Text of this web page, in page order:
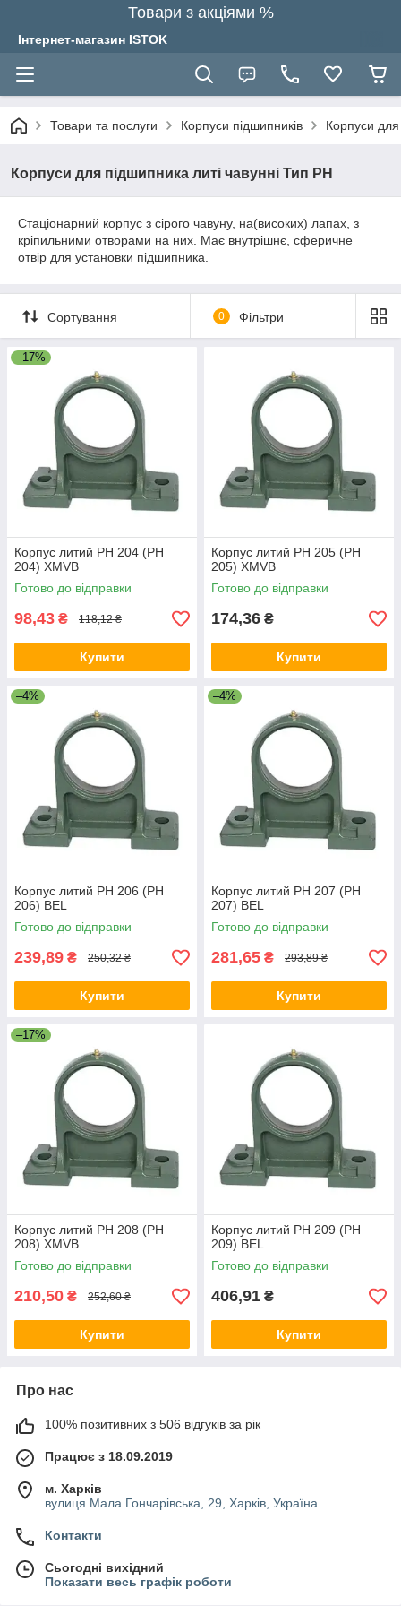
Товари з акціями %
Інтернет-магазин ISTOK
Товари та послуги Корпуси підшипників Корпуси для
Корпуси для підшипника литі чавунні Тип PH
Стаціонарний корпус з сірого чавуну, на(високих) лапах, з
кріпильними отворами на них. Має внутрішнє, сферичне
отвір для установки підшипника.
Сортування 0 Фільтри
–17%
Корпус литий PH 204 (PH
204) XMVB
Готово до відправки
98,43 ₴ 118,12 ₴
Купити
Корпус литий PH 205 (PH
205) XMVB
Готово до відправки
174,36 ₴
Купити
–4%
Корпус литий PH 206 (PH
206) BEL
Готово до відправки
239,89 ₴ 250,32 ₴
Купити
–4%
Корпус литий PH 207 (PH
207) BEL
Готово до відправки
281,65 ₴ 293,89 ₴
Купити
–17%
Корпус литий PH 208 (PH
208) XMVB
Готово до відправки
210,50 ₴ 252,60 ₴
Купити
Корпус литий PH 209 (PH
209) BEL
Готово до відправки
406,91 ₴
Купити
Про нас
100% позитивних з 506 відгуків за рік
Працює з 18.09.2019
м. Харків
вулиця Мала Гончарівська, 29, Харків, Україна
Контакти
Сьогодні вихідний
Показати весь графік роботи